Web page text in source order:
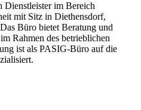
im Bereich
mit Sitz in Diethensdorf,
Büro bietet Beratung und
Rahmen des betrieblichen
ist als PASIG-Büro auf die